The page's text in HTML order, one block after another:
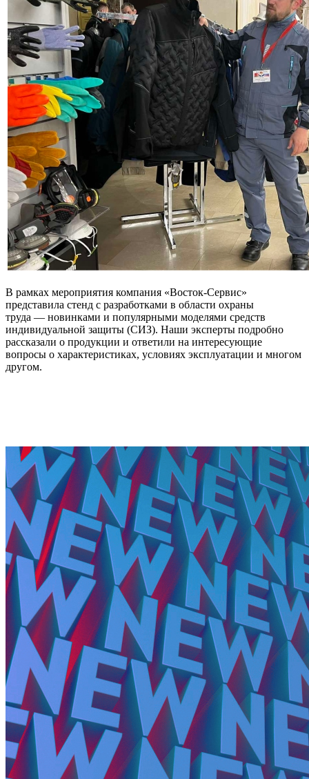
В рамках мероприятия компания «Восток-Сервис»
представила стенд с разработками в области охраны
труда — новинками и популярными моделями средств
индивидуальной защиты (СИЗ). Наши эксперты подробно
рассказали о продукции и ответили на интересующие
вопросы о характеристиках, условиях эксплуатации и многом
другом.